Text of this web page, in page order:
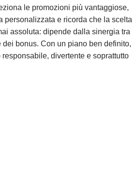
le promozioni più vantaggiose,
personalizzata e ricorda che la scelta
assoluta: dipende dalla sinergia tra
dei bonus. Con un piano ben definito,
divertente e soprattutto